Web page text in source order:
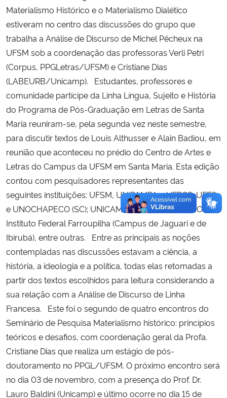
Materialismo Histórico e o Materialismo Dialético
estiveram no centro das discussões do grupo que
trabalha a Análise de Discurso de Michel Pêcheux na
UFSM sob a coordenação das professoras Verli Petri
(Corpus, PPGLetras/UFSM) e Cristiane Dias
(LABEURB/Unicamp). Estudantes, professores e
comunidade partícipe da Linha Língua, Sujeito e História
do Programa de Pós-Graduação em Letras de Santa
Maria reuniram-se, pela segunda vez neste semestre,
para discutir textos de Louis Althusser e Alain Badiou, em
reunião que aconteceu no prédio do Centro de Artes e
Letras do Campus da UFSM em Santa Maria. Esta edição
contou com pesquisadores representantes das
seguintes instituições: UFSM, UNIPAMPA e UFRGS; UFFS
e UNOCHAPECO (SC); UNICAMP (SP); URI e UNISINOS;
Instituto Federal Farroupilha (Campus de Jaguari e de
Ibirubá), entre outras. Entre as principais as noções
contempladas nas discussões estavam a ciência, a
história, a ideologia e a política, todas elas retomadas a
partir dos textos escolhidos para leitura considerando a
sua relação com a Análise de Discurso de Linha
Francesa. Este foi o segundo de quatro encontros do
Seminário de Pesquisa Materialismo histórico: princípios
teóricos e desafios, com coordenação geral da Profa.
Cristiane Dias que realiza um estágio de pós-
doutoramento no PPGL/UFSM. O próximo encontro será
no dia 03 de novembro, com a presença do Prof. Dr.
Lauro Baldini (Unicamp) e último ocorre no dia 15 de